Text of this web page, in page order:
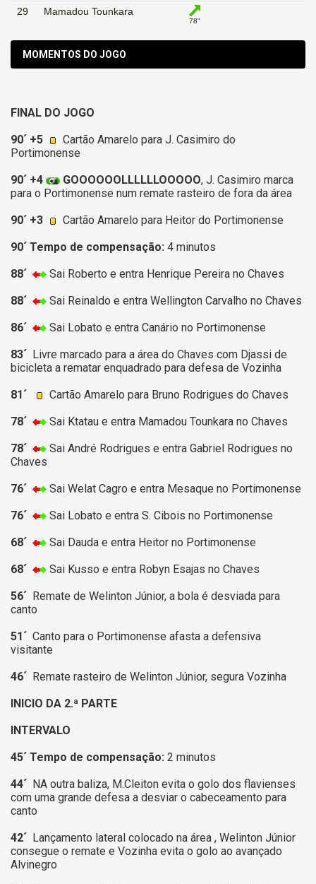
29 Mamadou Tounkara
78"
MOMENTOS DO JOGO
FINAL DO JOGO
90´ +5
Cartão Amarelo para J. Casimiro do
Portimonense
90´ +4
GOOOOOOLLLLLLOOOOO, J. Casimiro marca
para o Portimonense num remate rasteiro de fora da área
90´ +3
Cartão Amarelo para Heitor do Portimonense
90´ Tempo de compensação: 4 minutos
88´
Sai Roberto e entra Henrique Pereira no Chaves
88´
Sai Reinaldo e entra Wellington Carvalho no Chaves
86´
Sai Lobato e entra Canário no Portimonense
83´
Livre marcado para a área do Chaves com Djassi de
bicicleta a rematar enquadrado para defesa de Vozinha
81´
Cartão Amarelo para Bruno Rodrigues do Chaves
78´
Sai Ktatau e entra Mamadou Tounkara no Chaves
78´
Sai André Rodrigues e entra Gabriel Rodrigues no
Chaves
76´
Sai Welat Cagro e entra Mesaque no Portimonense
76´
Sai Lobato e entra S. Cibois no Portimonense
68´
Sai Dauda e entra Heitor no Portimonense
68´
Sai Kusso e entra Robyn Esajas no Chaves
56´
Remate de Welinton Júnior, a bola é desviada para
canto
51´ Canto para o Portimonense afasta a defensiva
visitante
46´
Remate rasteiro de Welinton Júnior, segura Vozinha
INICIO DA 2.ª PARTE
INTERVALO
45´ Tempo de compensação: 2 minutos
44´
NA outra baliza, M.Cleiton evita o golo dos flavienses
com uma grande defesa a desviar o cabeceamento para
canto
42´
Lançamento lateral colocado na área , Welinton Júnior
consegue o remate e Vozinha evita o golo ao avançado
Alvinegro